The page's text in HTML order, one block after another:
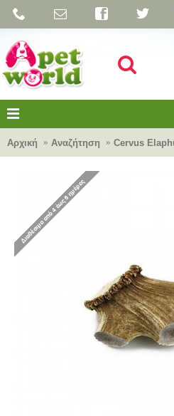
Αρχική Αναζήτηση Cervus